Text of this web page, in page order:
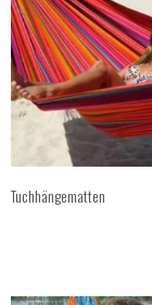
Tuchhängematten